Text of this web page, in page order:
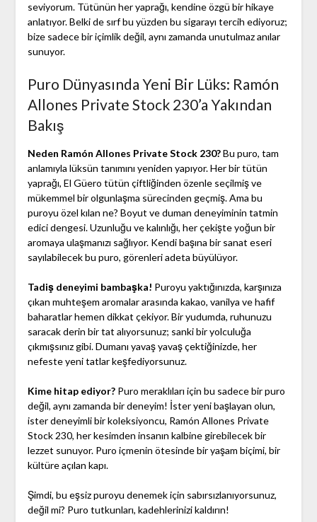
seviyorum. Tütünün her yaprağı, kendine özgü bir hikaye
anlatıyor. Belki de sırf bu yüzden bu sigarayı tercih ediyoruz;
bize sadece bir içimlik değil, aynı zamanda unutulmaz anılar
sunuyor.
Puro Dünyasında Yeni Bir Lüks: Ramón
Allones Private Stock 230’a Yakından
Bakış
Neden Ramón Allones Private Stock 230?Bu puro, tam
anlamıyla lüksün tanımını yeniden yapıyor. Her bir tütün
yaprağı, El Güero tütün çiftliğinden özenle seçilmiş ve
mükemmel bir olgunlaşma sürecinden geçmiş. Ama bu
puroyu özel kılan ne? Boyut ve duman deneyiminin tatmin
edici dengesi. Uzunluğu ve kalınlığı, her çekişte yoğun bir
aromaya ulaşmanızı sağlıyor. Kendi başına bir sanat eseri
sayılabilecek bu puro, görenleri adeta büyülüyor.
Tadiş deneyimi bambaşka! Puroyu yaktığınızda, karşınıza
çıkan muhteşem aromalar arasında kakao, vanilya ve hafif
baharatlar hemen dikkat çekiyor. Bir yudumda, ruhunuzu
saracak derin bir tat alıyorsunuz; sanki bir yolculuğa
çıkmışsınız gibi. Dumanı yavaş yavaş çektiğinizde, her
nefeste yeni tatlar keşfediyorsunuz.
Kime hitap ediyor?Puro meraklıları için bu sadece bir puro
değil, aynı zamanda bir deneyim! İster yeni başlayan olun,
ister deneyimli bir koleksiyoncu, Ramón Allones Private
Stock 230, her kesimden insanın kalbine girebilecek bir
lezzet sunuyor. Puro içmenin ötesinde bir yaşam biçimi, bir
kültüre açılan kapı.
Şimdi, bu eşsiz puroyu denemek için sabırsızlanıyorsunuz,
değil mi? Puro tutkunları, kadehlerinizi kaldırın!